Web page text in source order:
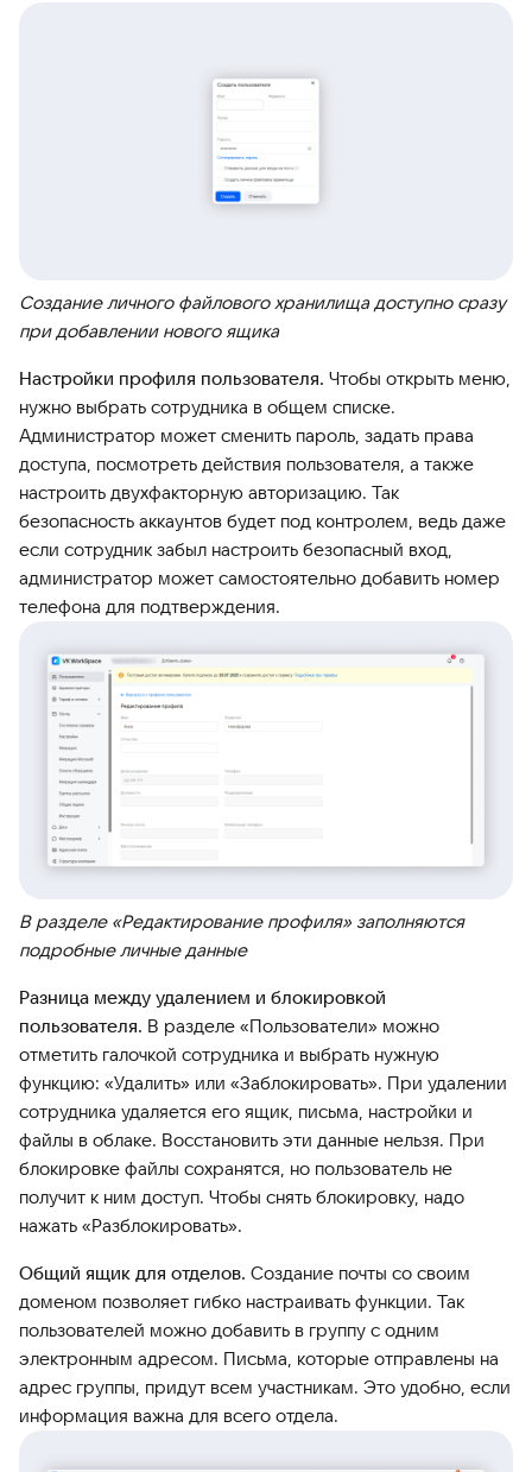
Создание личного файлового хранилища доступно сразу
при добавлении нового ящика
Настройки профиля пользователя. Чтобы открыть меню,
нужно выбрать сотрудника в общем списке.
Администратор может сменить пароль, задать права
доступа, посмотреть действия пользователя, а также
настроить двухфакторную авторизацию. Так
безопасность аккаунтов будет под контролем, ведь даже
если сотрудник забыл настроить безопасный вход,
администратор может самостоятельно добавить номер
телефона для подтверждения.
В разделе «Редактирование профиля» заполняются
подробные личные данные
Разница между удалением и блокировкой
пользователя. В разделе «Пользователи» можно
отметить галочкой сотрудника и выбрать нужную
функцию: «Удалить» или «Заблокировать». При удалении
сотрудника удаляется его ящик, письма, настройки и
файлы в облаке. Восстановить эти данные нельзя. При
блокировке файлы сохранятся, но пользователь не
получит к ним доступ. Чтобы снять блокировку, надо
нажать «Разблокировать».
Общий ящик для отделов. Создание почты со своим
доменом позволяет гибко настраивать функции. Так
пользователей можно добавить в группу с одним
электронным адресом. Письма, которые отправлены на
адрес группы, придут всем участникам. Это удобно, если
информация важна для всего отдела.